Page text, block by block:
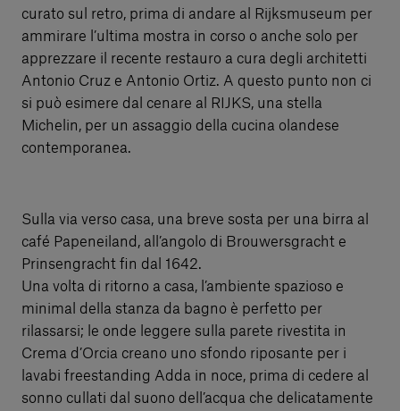
curato sul retro, prima di andare al Rijksmuseum per
ammirare l’ultima mostra in corso o anche solo per
apprezzare il recente restauro a cura degli architetti
Antonio Cruz e Antonio Ortiz. A questo punto non ci
si può esimere dal cenare al RIJKS, una stella
Michelin, per un assaggio della cucina olandese
contemporanea.
Sulla via verso casa, una breve sosta per una birra al
café Papeneiland, all’angolo di Brouwersgracht e
Prinsengracht fin dal 1642.
Una volta di ritorno a casa, l’ambiente spazioso e
minimal della stanza da bagno è perfetto per
rilassarsi; le onde leggere sulla parete rivestita in
Crema d’Orcia creano uno sfondo riposante per i
lavabi freestanding Adda in noce, prima di cedere al
sonno cullati dal suono dell’acqua che delicatamente